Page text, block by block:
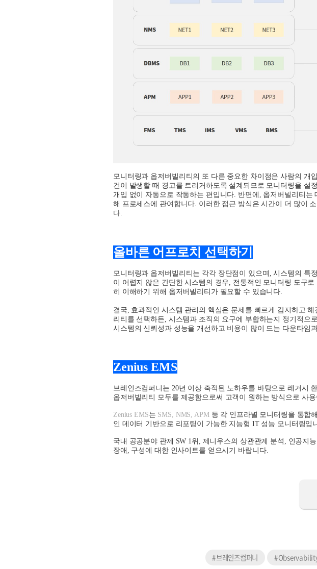
모니터링과 옵저버빌리티의 또 다른 중요한 차이점은 사람의 개
건이 발생할 때 경고를 트리거하도록 설계되므로 모니터링을 설
개입 없이 자동으로 작동하는 편입니다. 반면에, 옵저버빌리티는
해 프로세스에 관여합니다. 이러한 접근 방식은 시간이 더 많이
다.
올바른 어프로치 선택하기
모니터링과 옵저버빌리티는 각각 장단점이 있으며,시스템의 특
이 어렵지 않은 간단한 시스템의 경우, 전통적인 모니터링 도구
히 이해하기 위해 옵저버빌리티가 필요할 수 있습니다.
결국, 효과적인 시스템 관리의 핵심은 문제를 빠르게 감지하고
리티를 선택하든, 시스템과 조직의 요구에 부합하는지 정기적으
시스템의 신뢰성과 성능을 개선하고 비용이 많이 드는 다운타임
Zenius EMS
브레인즈컴퍼니는 20년 이상 축적된 노하우를 바탕으로 레거시
옵저버빌리티 모두를 제공함으로써 고객이 원하는 방식으로 사
Zenius EMS는 SMS, NMS, APM 등 각 인프라별 모니터링을 통합
인 데이터 기반으로 리포팅이 가능한 지능형 IT 성능 모니터링입
국내 공공분야 관제 SW 1위, 제니우스의 상관관계 분석, 인공지
장애, 구성에 대한 인사이트를 얻으시기 바랍니다.
#브레인즈컴퍼니